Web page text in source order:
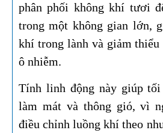
phân phối không khí tươi
trong một không gian lớn,
khí trong lành và giảm
ô nhiễm.
Tính linh động này giúp tối
làm mát và thông gió, vì
điều chỉnh luồng khí theo